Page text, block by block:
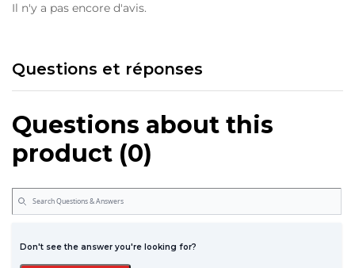
Il n'y a pas encore d'avis.
Questions et réponses
Questions about this
product (0)
Don't see the answer you're looking for?